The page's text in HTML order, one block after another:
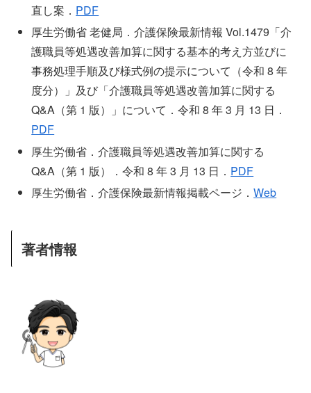
直し案． PDF
厚生労働省 老健局．介護保険最新情報 Vol.1479「介
護職員等処遇改善加算に関する基本的考え方並びに
事務処理手順及び様式例の提示について（令和 8 年
度分）」及び「介護職員等処遇改善加算に関する
Q&A（第 1 版）」について．令和 8 年 3 月 13 日．
PDF
厚生労働省．介護職員等処遇改善加算に関する
Q&A（第 1 版）．令和 8 年 3 月 13 日． PDF
厚生労働省．介護保険最新情報掲載ページ．Web
著者情報